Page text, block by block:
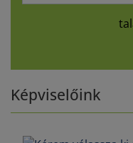
Képviselőink